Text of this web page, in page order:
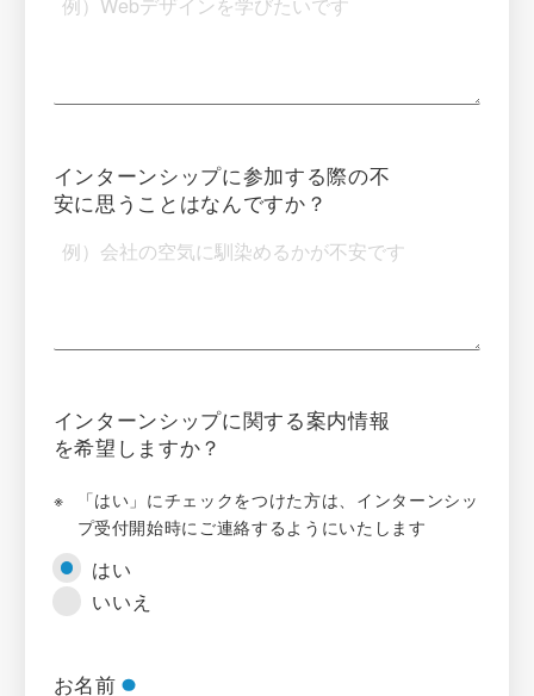
インターンシップに参加する際の不
安に思うことはなんですか？
インターンシップに関する案内情報
を希望しますか？
「はい」にチェックをつけた方は、インターンシッ
プ受付開始時にご連絡するようにいたします
はい
いいえ
お名前